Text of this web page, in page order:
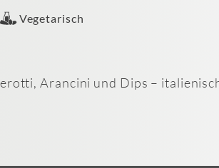
Vegetarisch
Arancini und Dips –